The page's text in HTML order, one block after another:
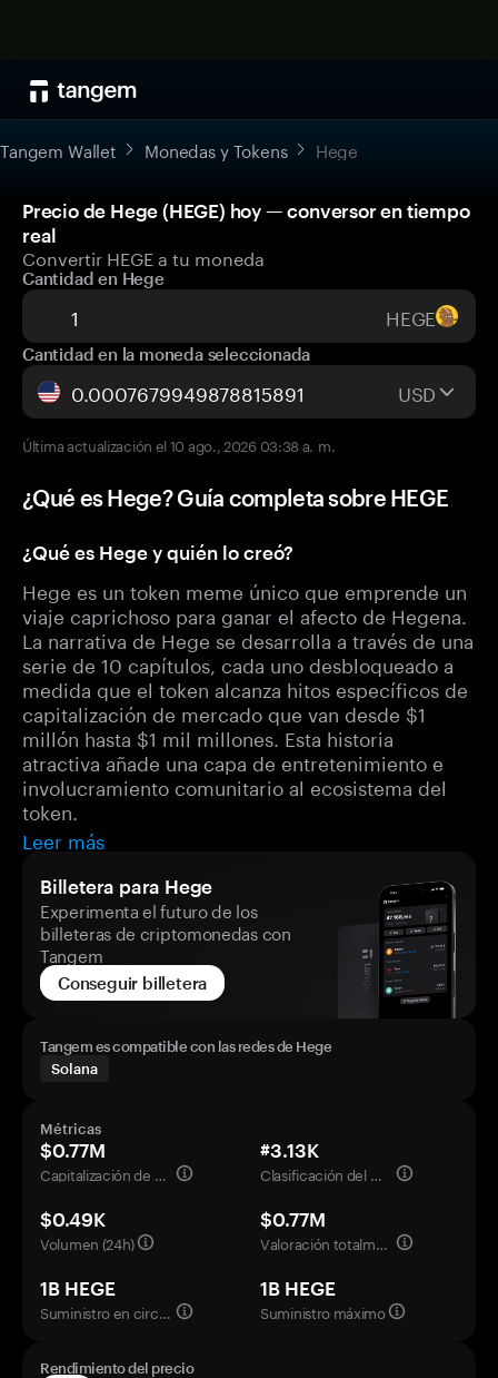
Tangem Wallet Monedas y Tokens Hege
Precio de Hege (HEGE) hoy — conversor en tiempo
real
Convertir HEGE a tu moneda
Cantidad en Hege
HEGE
Cantidad en la moneda seleccionada
USD
Última actualización el 10 ago., 2026 03:38 a. m.
¿Qué es Hege? Guía completa sobre HEGE
¿Qué es Hege y quién lo creó?
Hege es un token meme único que emprende un
viaje caprichoso para ganar el afecto de Hegena.
La narrativa de Hege se desarrolla a través de una
serie de 10 capítulos, cada uno desbloqueado a
medida que el token alcanza hitos específicos de
capitalización de mercado que van desde $1
millón hasta $1 mil millones. Esta historia
atractiva añade una capa de entretenimiento e
involucramiento comunitario al ecosistema del
token.
Leer más
Billetera para Hege
Experimenta el futuro de los
billeteras de criptomonedas con
Tangem
Conseguir billetera
Tangem es compatible con las redes de Hege
Solana
Métricas
$0.77M
Capitalización de mercado
#3.13K
Clasificación del mercado
$0.49K
Volumen (24h)
$0.77M
Valoración totalmente diluida
1B HEGE
Suministro en circulación
1B HEGE
Suministro máximo
Rendimiento del precio